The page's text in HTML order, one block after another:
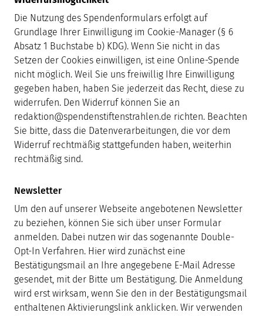
Die Nutzung des Spendenformulars erfolgt auf
Grundlage Ihrer Einwilligung im Cookie-Manager (§ 6
Absatz 1 Buchstabe b) KDG). Wenn Sie nicht in das
Setzen der Cookies einwilligen, ist eine Online-Spende
nicht möglich. Weil Sie uns freiwillig Ihre Einwilligung
gegeben haben, haben Sie jederzeit das Recht, diese zu
widerrufen. Den Widerruf können Sie an
redaktion@spendenstiftenstrahlen.de richten. Beachten
Sie bitte, dass die Datenverarbeitungen, die vor dem
Widerruf rechtmäßig stattgefunden haben, weiterhin
rechtmäßig sind.
Newsletter
Um den auf unserer Webseite angebotenen Newsletter
zu beziehen, können Sie sich über unser Formular
anmelden. Dabei nutzen wir das sogenannte Double-
Opt-In Verfahren. Hier wird zunächst eine
Bestätigungsmail an Ihre angegebene E-Mail Adresse
gesendet, mit der Bitte um Bestätigung. Die Anmeldung
wird erst wirksam, wenn Sie den in der Bestätigungsmail
enthaltenen Aktivierungslink anklicken. Wir verwenden